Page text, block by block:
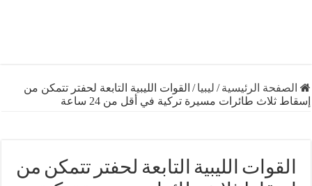
الرئيسية /ليبيا / القوات الليبية التابعة لحفتر تتمكن من
طائرات مسيرة تركية في أقل من 24 ساعة
الليبية التابعة لحفتر تتمكن من